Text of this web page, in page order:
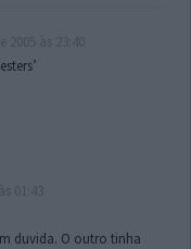
duvida. O outro tinha